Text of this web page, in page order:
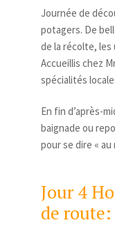
Journée de
potagers. De
de la récolte,
Accueillis chez
spécialités
En fin d’après-
baignade ou
pour se dire «
Jour 4
de route: